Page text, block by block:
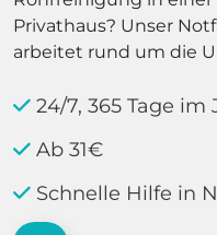
Privathaus? Unser
arbeitet rund um die
24/7, 365 Tage im
Ab 31€
Schnelle Hilfe in